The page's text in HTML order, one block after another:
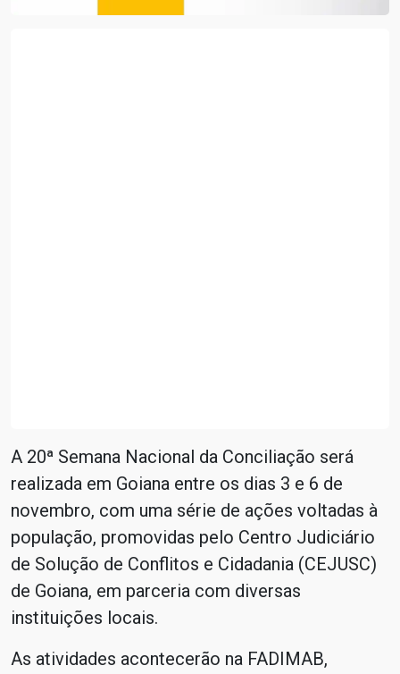
A 20ª Semana Nacional da Conciliação será
realizada em Goiana entre os dias 3 e 6 de
novembro, com uma série de ações voltadas à
população, promovidas pelo Centro Judiciário
de Solução de Conflitos e Cidadania (CEJUSC)
de Goiana, em parceria com diversas
instituições locais.
As atividades acontecerão na FADIMAB,